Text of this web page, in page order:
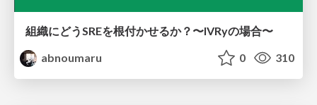
組織にどうSREを根付かせるか？〜IVRyの場合〜
abnoumaru
0 310